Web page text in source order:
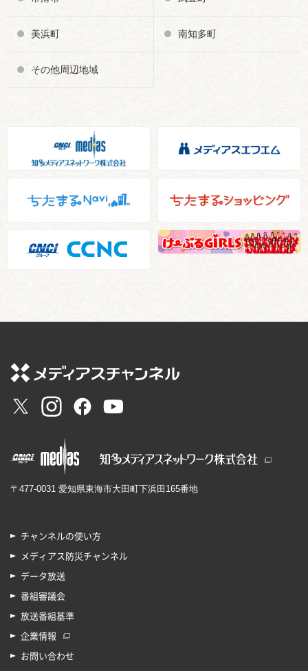
美浜町 南知多町
その他周辺地域
〒477-0031 愛知県東海市大田町下浜田165番地
チャンネルの使い方
メディアス防災チャンネル
データ放送
番組審議会
放送番組基準
企業情報
お問い合わせ